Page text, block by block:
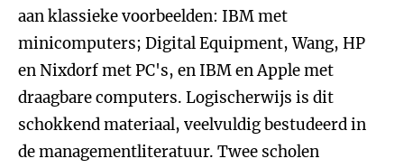
aan klassieke voorbeelden: IBM met
minicomputers; Digital Equipment, Wang, HP
en Nixdorf met PC's, en IBM en Apple met
draagbare computers. Logischerwijs is dit
schokkend materiaal, veelvuldig bestudeerd in
de managementliteratuur. Twee scholen